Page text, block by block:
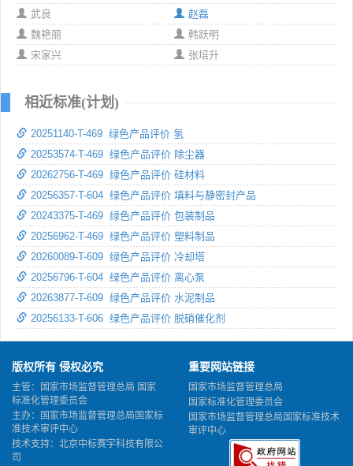
武良
赵磊
魏艳丽
韩跃明
宋家兴
张培升
相近标准(计划)
20251140-T-469 绿色产品评价 氢
20253574-T-469 绿色产品评价 除尘器
20262756-T-469 绿色产品评价 硅材料
20256357-T-604 绿色产品评价 填料与静密封产品
20243375-T-469 绿色产品评价 包装制品
20256962-T-469 绿色产品评价 塑料制品
20260089-T-609 绿色产品评价 冷却塔
20256796-T-604 绿色产品评价 离心泵
20263877-T-609 绿色产品评价 水泥制品
20256133-T-606 绿色产品评价 脱硝催化剂
版权所有 侵权必究
主管：国家市场监督管理总局 国家
标准化管理委员会
主办：国家市场监督管理总局国家标
准技术审评中心
技术支持：北京中标赛宇科技有限公
司
重要网站链接
国家市场监督管理总局
国家标准化管理委员会
国家市场监督管理总局国家标准技术
审评中心